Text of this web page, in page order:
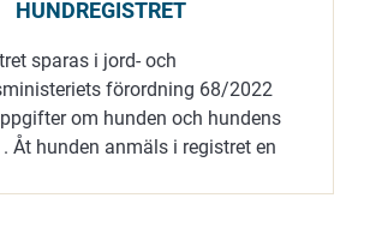
HUNDREGISTRET
sparas i jord- och
förordning 68/2022
om hunden och hundens
Åt hunden anmäls i registret en